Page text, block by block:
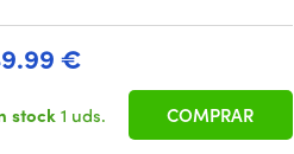
€
stock1 uds. COMPRAR